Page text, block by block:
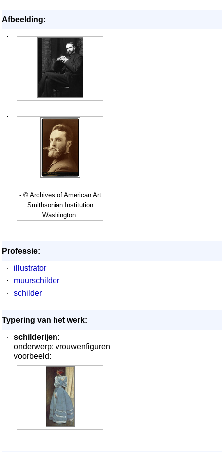
Afbeelding:
·
·
- © Archives of American Art
Smithsonian Institution
Washington.
Professie:
·
illustrator
·
muurschilder
·
schilder
Typering van het werk:
·
schilderijen:
onderwerp: vrouwenfiguren
voorbeeld: